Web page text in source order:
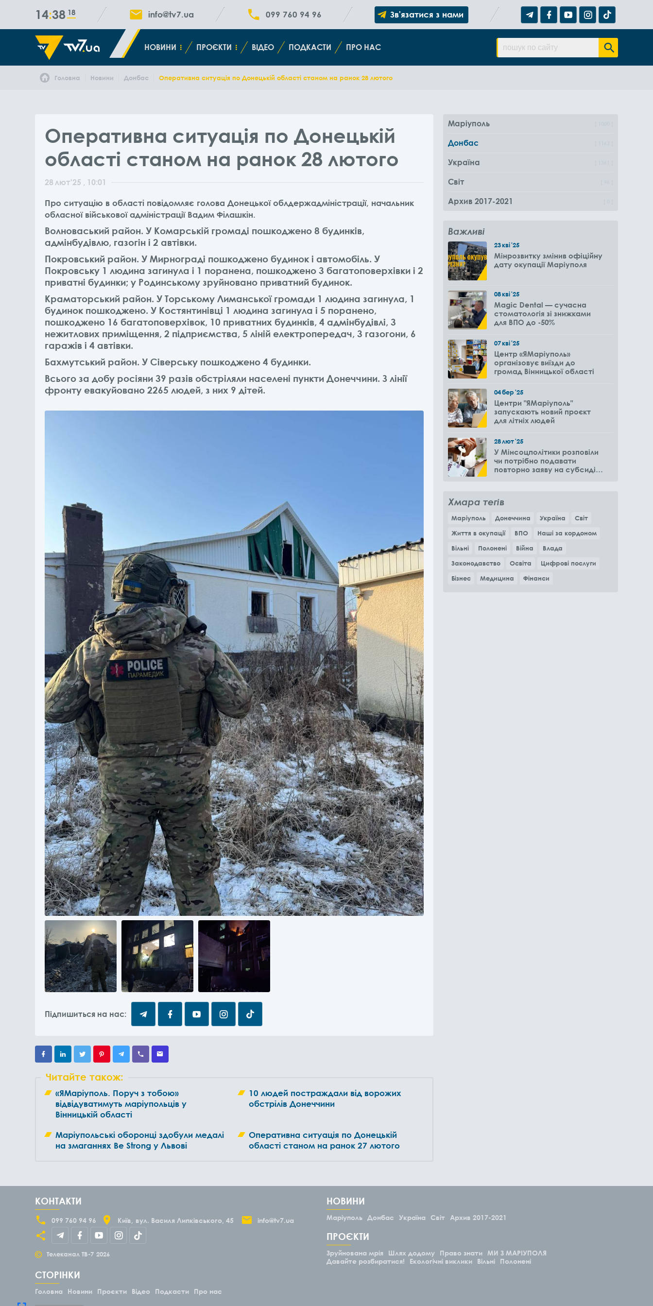
14 38 18 info@tv7.ua 099 760 94 96 Зв'язатися з нами
НОВИНИ ПРОЄКТИ ВІДЕО ПОДКАСТИ ПРО НАС
Головна Новини Донбас Оперативна ситуація по Донецькій області станом на ранок 28 лютого
Оперативна ситуація по Донецькій
області станом на ранок 28 лютого
28 лют'25 , 10:01
Про ситуацію в області повідомляє голова Донецької облдержадміністрації, начальник
обласної військової адміністрації Вадим Філашкін.
Волноваський район. У Комарській громаді пошкоджено 8 будинків,
адмінбудівлю, газогін і 2 автівки.
Покровський район. У Мирнограді пошкоджено будинок і автомобіль. У
Покровську 1 людина загинула і 1 поранена, пошкоджено 3 багатоповерхівки і 2
приватні будинки; у Родинському зруйновано приватний будинок.
Краматорський район. У Торському Лиманської громади 1 людина загинула, 1
будинок пошкоджено. У Костянтинівці 1 людина загинула і 5 поранено,
пошкоджено 16 багатоповерхівок, 10 приватних будинків, 4 адмінбудівлі, 3
нежитлових приміщення, 2 підприємства, 5 ліній електропередач, 3 газогони, 6
гаражів і 4 автівки.
Бахмутський район. У Сіверську пошкоджено 4 будинки.
Всього за добу росіяни 39 разів обстріляли населені пункти Донеччини. З лінії
фронту евакуйовано 2265 людей, з них 9 дітей.
Підпишиться на нас:
Читайте також:
«ЯМаріуполь. Поруч з тобою»
відвідуватимуть маріупольців у
Вінницькій області
10 людей постраждали від ворожих
обстрілів Донеччини
Маріупольські оборонці здобули медалі
на змаганнях Be Strong у Львові
Оперативна ситуація по Донецькій
області станом на ранок 27 лютого
Маріуполь
Донбас
Україна
Світ
Архив 2017-2021
Важливі
23кві'25
Мінрозвитку змінив офіційну
дату окупації Маріуполя
08кві'25
Magic Dental — сучасна
стоматологія зі знижками
для ВПО до -50%
07кві'25
Центр «ЯМаріуполь»
організовує виїзди до
громад Вінницької області
04бер'25
Центри "ЯМаріуполь"
запускають новий проєкт
для літніх людей
28лют'25
У Мінсоцполітики розповіли
чи потрібно подавати
повторно заяву на субсидію
Хмара тегів
Маріуполь Донеччина Україна
Світ
Життя в окупації
ВПО
Наші за кордоном
Вільні
Полонені Війна
Влада
Законодавство
Освіта
Цифрові послуги
Бізнес
Медицина Фінанси
КОНТАКТИ
099 760 94 96 Київ вул. Василя Липківського, 45 info@tv7.ua
© Телеканал ТВ-7 2026
СТОРІНКИ
Головна Новини Проєкти Відео Подкасти Про нас
НОВИНИ
Маріуполь Донбас Україна Світ Архив 2017-2021
ПРОЄКТИ
Зруйнована мрія Шлях додому Право знати
МИ З МАРІУПОЛЯ
Давайте розбиратися!
Екологічні виклики Вільні Полонені